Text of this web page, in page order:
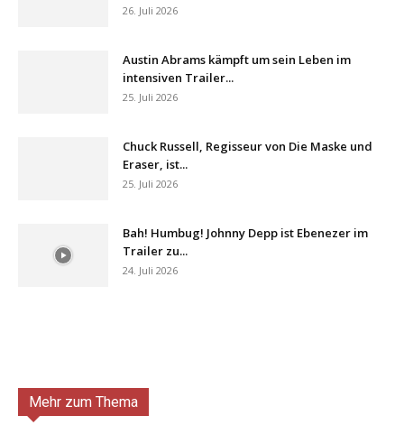
26. Juli 2026
Austin Abrams kämpft um sein Leben im
intensiven Trailer...
25. Juli 2026
Chuck Russell, Regisseur von Die Maske und
Eraser, ist...
25. Juli 2026
Bah! Humbug! Johnny Depp ist Ebenezer im
Trailer zu...
24. Juli 2026
Mehr zum Thema